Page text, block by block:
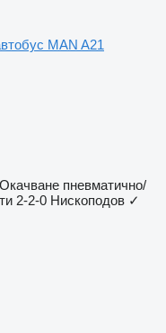
MAN A21
Окачване пневматично/
2-2-0 Нископодов ✓